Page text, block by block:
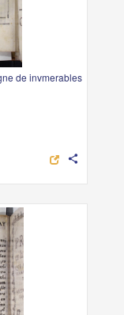
de invmerables
share